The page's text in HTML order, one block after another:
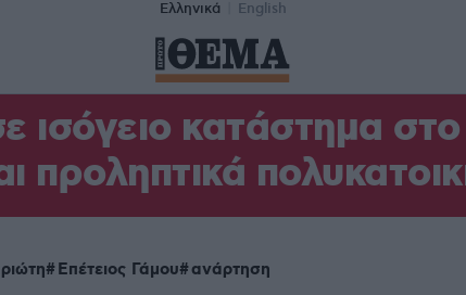
Ελληνικά English
ισόγειο κατάστημα
προληπτικά
Επέτειος Γάμου ανάρτηση